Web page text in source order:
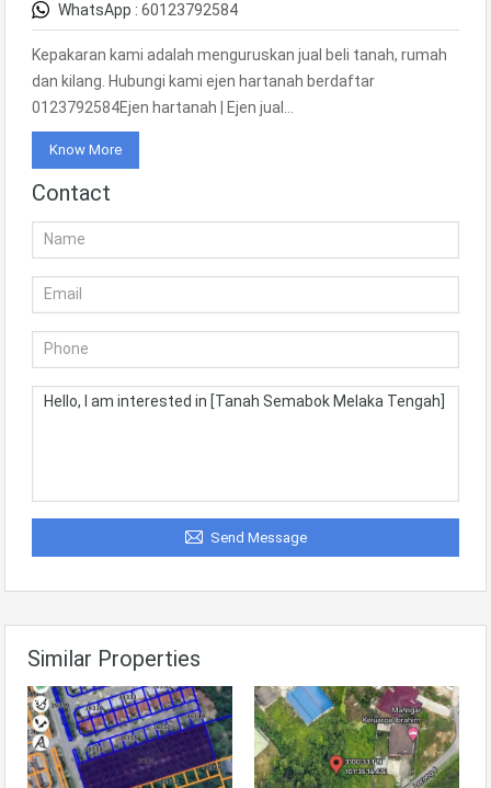
WhatsApp : 60123792584
Kepakaran kami adalah menguruskan jual beli tanah, rumah
dan kilang. Hubungi kami ejen hartanah berdaftar
0123792584Ejen hartanah | Ejen jual…
Know More
Contact
Send Message
Similar Properties